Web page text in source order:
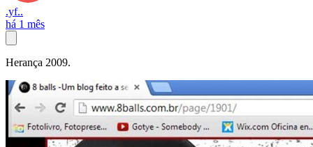
.yf..
há 1 mês
Herança 2009.